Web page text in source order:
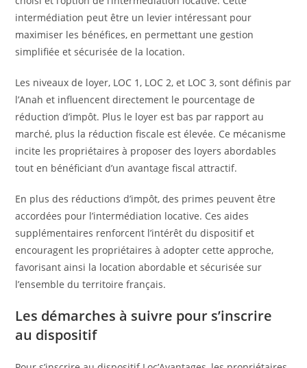
intermédiation peut être un levier intéressant pour
maximiser les bénéfices, en permettant une gestion
simplifiée et sécurisée de la location.
Les niveaux de loyer, LOC 1, LOC 2, et LOC 3, sont définis par
l’Anah et influencent directement le pourcentage de
réduction d’impôt. Plus le loyer est bas par rapport au
marché, plus la réduction fiscale est élevée. Ce mécanisme
incite les propriétaires à proposer des loyers abordables
tout en bénéficiant d’un avantage fiscal attractif.
En plus des réductions d’impôt, des primes peuvent être
accordées pour l’intermédiation locative. Ces aides
supplémentaires renforcent l’intérêt du dispositif et
encouragent les propriétaires à adopter cette approche,
favorisant ainsi la location abordable et sécurisée sur
l’ensemble du territoire français.
Les démarches à suivre pour s’inscrire
au dispositif